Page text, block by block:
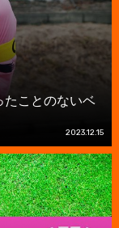
たことのないベ
2023.12.15